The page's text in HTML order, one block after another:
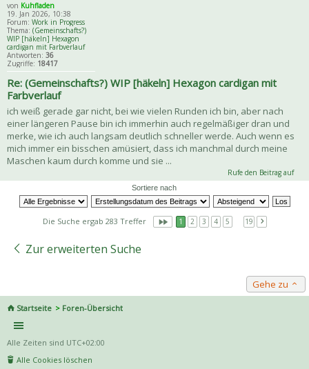
von Kuhfladen
19. Jan 2026, 10:38
Forum: Work in Progress
Thema: (Gemeinschafts?)
WIP [häkeln] Hexagon
cardigan mit Farbverlauf
Antworten: 36
Zugriffe: 18417
Re: (Gemeinschafts?) WIP [häkeln] Hexagon cardigan mit
Farbverlauf
ich weiß gerade gar nicht, bei wie vielen Runden ich bin, aber nach
einer längeren Pause bin ich immerhin auch regelmäßiger dran und
merke, wie ich auch langsam deutlich schneller werde. Auch wenn es
mich immer ein bisschen amüsiert, dass ich manchmal durch meine
Maschen kaum durch komme und sie ...
Rufe den Beitrag auf
Sortiere nach
Die Suche ergab 283 Treffer 1 2 3 4 5 19
Zur erweiterten Suche
Gehe zu
Startseite Foren-Übersicht
Alle Zeiten sind UTC+02:00
Alle Cookies löschen